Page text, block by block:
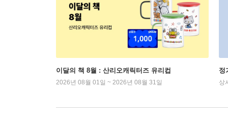
이달의 책 8월 : 산리오캐릭터즈 유리컵
2026년 08월 01일 ~ 2026년 08월 31일
정
상